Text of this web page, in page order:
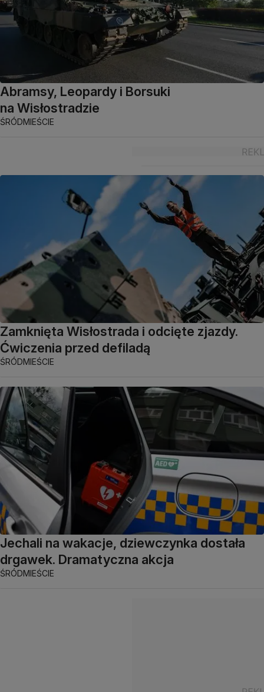
Abramsy, Leopardy i Borsuki
na Wisłostradzie
ŚRÓDMIEŚCIE
Zamknięta Wisłostrada i odcięte zjazdy.
Ćwiczenia przed defiladą
ŚRÓDMIEŚCIE
Jechali na wakacje, dziewczynka dostała
drgawek. Dramatyczna akcja
ŚRÓDMIEŚCIE